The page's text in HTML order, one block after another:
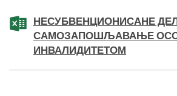
НЕСУБВЕНЦИОНИСАНЕ
САМОЗАПОШЉАВАЊЕ
ИНВАЛИДИТЕТОМ